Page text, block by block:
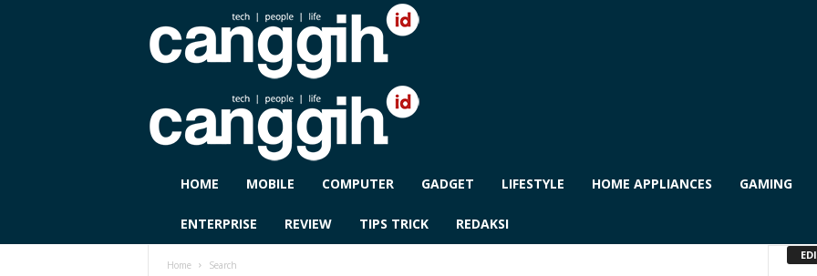
G
HOME MOBILE COMPUTER GADGET LIFESTYLE HOME APPLIANCES GAMING
ENTERPRISE REVIEW TIPS TRICK REDAKSI
Home Search